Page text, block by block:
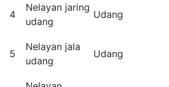
4
Nelayan jaring
udang
Udang
5
Nelayan jala
udang
Udang